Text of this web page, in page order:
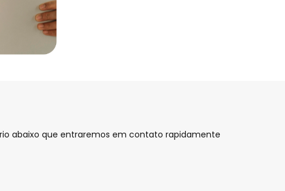
abaixo que entraremos em contato rapidamente